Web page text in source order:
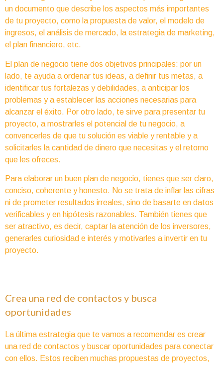
un documento que describe los aspectos más importantes
de tu proyecto, como la propuesta de valor, el modelo de
ingresos, el análisis de mercado, la estrategia de marketing,
el plan financiero, etc.
El plan de negocio tiene dos objetivos principales: por un
lado, te ayuda a ordenar tus ideas, a definir tus metas, a
identificar tus fortalezas y debilidades, a anticipar los
problemas y a establecer las acciones necesarias para
alcanzar el éxito. Por otro lado, te sirve para presentar tu
proyecto, a mostrarles el potencial de tu negocio, a
convencerles de que tu solución es viable y rentable y a
solicitarles la cantidad de dinero que necesitas y el retorno
que les ofreces.
Para elaborar un buen plan de negocio, tienes que ser claro,
conciso, coherente y honesto. No se trata de inflar las cifras
ni de prometer resultados irreales, sino de basarte en datos
verificables y en hipótesis razonables. También tienes que
ser atractivo, es decir, captar la atención de los inversores,
generarles curiosidad e interés y motivarles a invertir en tu
proyecto.
Crea una red de contactos y busca
oportunidades
La última estrategia que te vamos a recomendar es crear
una red de contactos y buscar oportunidades para conectar
con ellos. Estos reciben muchas propuestas de proyectos,